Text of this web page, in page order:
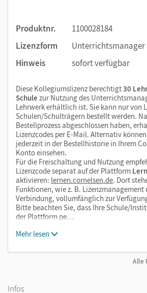
Produktnr.
1100028184
Lizenzform
Unterrichtsmanager
Hinweis
sofort verfügbar
Diese Kollegiumslizenz berechtigt30
Schule zur Nutzung des
Lehrwerk erhältlich ist. Sie kann nur von
Schulen/Schulträgern bestellt werden.
Bestellprozess abgeschlossen haben,
Lizenzcodes per E-Mail. Alternativ
jederzeit in der Bestellhistorie in Ihrem
Konto einsehen.
Für die Freischaltung und Nutzung
Lizenzcode separat auf der Plattform
aktivieren: lernen.cornelsen.de. Dort
Funktionen, wie z. B. Lizenzmanagement
Verbindung, vollumfänglich zur
Bitte beachten Sie, dass Ihre Schule/
der Plattform pe…
Mehr lesen
Alle
Infos